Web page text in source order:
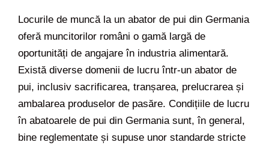
Locurile de muncă la un abator de pui din Germania
oferă muncitorilor români o gamă largă de
oportunități de angajare în industria alimentară.
Există diverse domenii de lucru într-un abator de
pui, inclusiv sacrificarea, tranșarea, prelucrarea și
ambalarea produselor de pasăre. Condițiile de lucru
în abatoarele de pui din Germania sunt, în general,
bine reglementate și supuse unor standarde stricte